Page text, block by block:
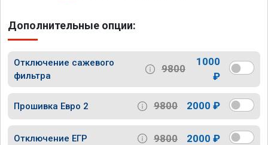
Дополнительные опции:
Отключение сажевого
фильтра
9800
1000
₽
Прошивка Евро 2 9800 2000 ₽
Отключение ЕГР 9800 2000 ₽